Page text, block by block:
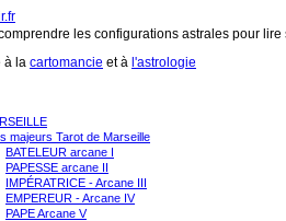
les configurations astrales pour
à la cartomancie et à l'astrologie
majeurs Tarot de Marseille
BATELEUR arcane I
PAPESSE arcane II
IMPÉRATRICE - Arcane III
EMPEREUR - Arcane IV
PAPE Arcane V